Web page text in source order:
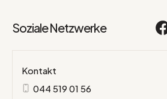
Soziale Netzwerke
Kontakt
044 519 01 56